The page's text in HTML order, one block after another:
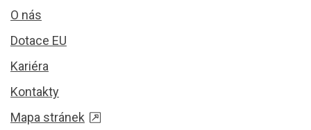
O nás
Dotace EU
Kariéra
Kontakty
Mapa stránek